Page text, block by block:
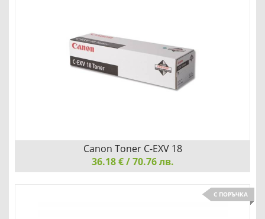
Сравни
Canon Toner C-EXV 18
36.18 € / 70.76 лв.
С ПОРЪЧКА